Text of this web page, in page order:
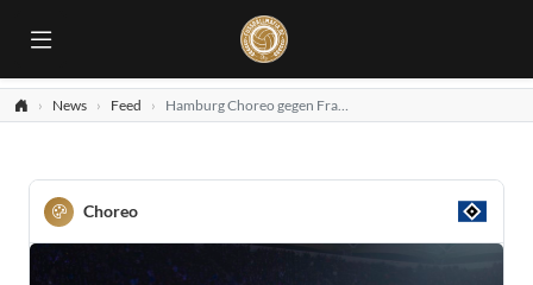
News Feed Hamburg Choreo gegen Frankfurt
Choreo